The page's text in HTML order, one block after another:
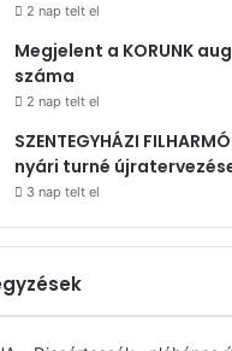
2 nap telt el
Megjelent a KORUNK
száma
2 nap telt el
SZENTEGYHÁZI
nyári turné
3 nap telt el